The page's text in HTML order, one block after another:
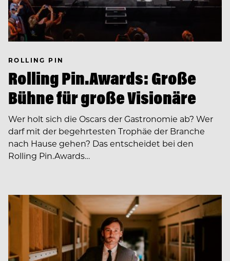
ROLLING PIN
Rolling Pin.Awards: Große
Bühne für große Visionäre
Wer holt sich die Oscars der Gastronomie ab? Wer
darf mit der begehrtesten Trophäe der Branche
nach Hause gehen? Das entscheidet bei den
Rolling Pin.Awards…